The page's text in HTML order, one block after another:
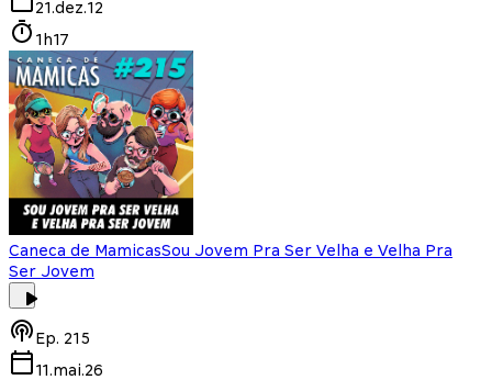
21.dez.12
1h17
Caneca de MamicasSou Jovem Pra Ser Velha e Velha Pra
Ser Jovem
Ep. 215
11.mai.26